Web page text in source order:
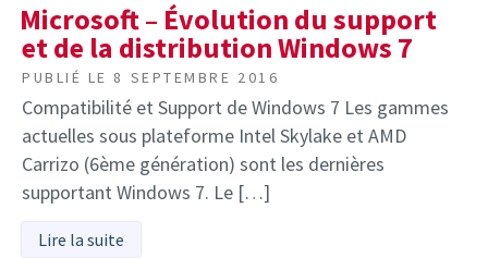
Microsoft – Évolution du support
et de la distribution Windows 7
PUBLIÉ LE 8 SEPTEMBRE 2016
Compatibilité et Support de Windows 7 Les gammes
actuelles sous plateforme Intel Skylake et AMD
Carrizo (6ème génération) sont les dernières
supportant Windows 7. Le […]
Lire la suite